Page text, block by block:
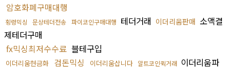
암호화폐구매대행
횡령믹싱 문상테더전송 파이코인구매대행 테더거래 이더리움판매 소액결
제테더구매
fx믹싱최저수수료 블테구입
이더리움현금화 검돈믹싱 이더리움삽니다 알트코인퀵거래 이더리움파